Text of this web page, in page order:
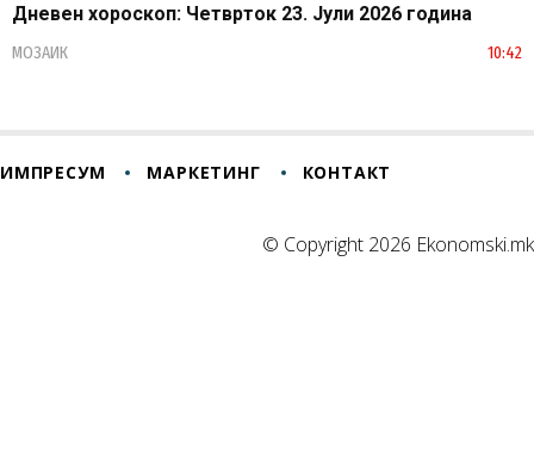
Дневен хороскоп: Четврток 23. Јули 2026 година
МОЗАИК 10:42
ИМПРЕСУМ МАРКЕТИНГ КОНТАКТ
© Copyright 2026 Ekonomski.mk